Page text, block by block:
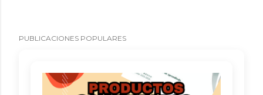
PUBLICACIONES POPULARES